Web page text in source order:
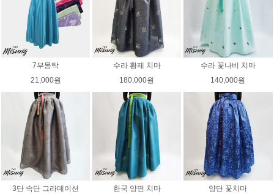
7부몽탁
21,000원
수라 황제 치마
180,000원
수라 꽃나비 치마
140,000원
3단 속단 그라데이션
한국 양면 치마
양단 꽃치마